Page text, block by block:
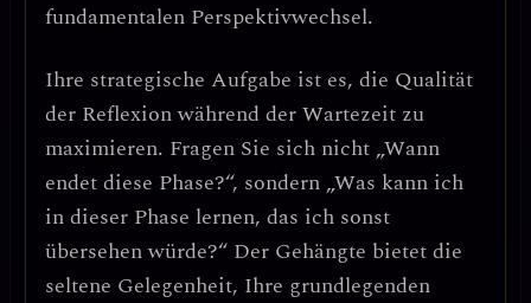
fundamentalen Perspektivwechsel.
Ihre strategische Aufgabe ist es, die Qualität
der Reflexion während der Wartezeit zu
maximieren. Fragen Sie sich nicht „Wann
endet diese Phase?“, sondern „Was kann ich
in dieser Phase lernen, das ich sonst
übersehen würde?“ Der Gehängte bietet die
seltene Gelegenheit, Ihre grundlegenden